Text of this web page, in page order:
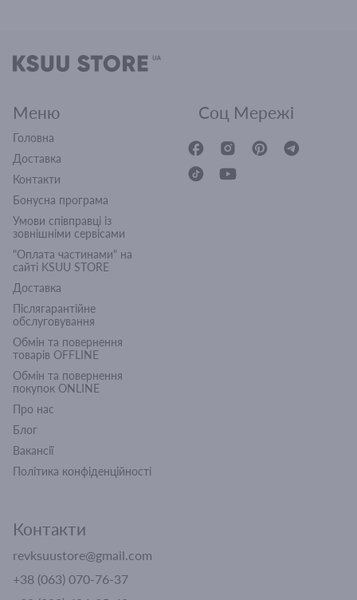
Меню
Головна
Доставка
Контакти
Бонусна програма
Умови співправці із
зовнішніми сервісами
"Оплата частинами" на
сайті KSUU STORE
Доставка
Післягарантійне
обслуговування
Обмін та повернення
товарів OFFLINE
Обмін та повернення
покупок ONLINE
Про нас
Блог
Вакансії
Політика конфіденційності
Контакти
revksuustore@gmail.com
+38 (063) 070-76-37
Соц Мережі